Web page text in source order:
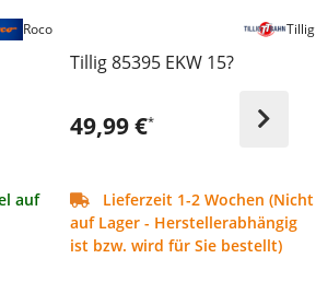
auf
Roco
Tillig 85395 EKW 15?
49,99 €*
Lieferzeit 1-2 Wochen (Nicht
auf Lager - Herstellerabhängig
ist bzw. wird für Sie bestellt)
Tillig